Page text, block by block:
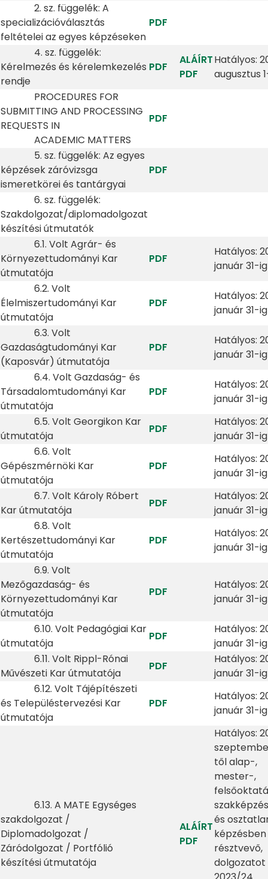
2. sz. függelék: A
specializációválasztás
feltételei az egyes képzéseken
PDF
4. sz. függelék:
Kérelmezés és kérelemkezelés
rendje
PDF
ALÁÍRT
PDF
Hatályos:
augusztus
PROCEDURES FOR
SUBMITTING AND PROCESSING
REQUESTS IN
ACADEMIC MATTERS
PDF
5. sz. függelék: Az egyes
képzések záróvizsga
ismeretkörei és tantárgyai
PDF
6. sz. függelék:
Szakdolgozat/diplomadolgozat
készítési útmutatók
6.1. Volt Agrár- és
Környezettudományi Kar
útmutatója
PDF
Hatályos:
január 31-ig
6.2. Volt
Élelmiszertudományi Kar
útmutatója
PDF
Hatályos:
január 31-ig
6.3. Volt
Gazdaságtudományi Kar
(Kaposvár) útmutatója
PDF
Hatályos:
január 31-ig
6.4. Volt Gazdaság- és
Társadalomtudományi Kar
útmutatója
PDF
Hatályos:
január 31-ig
6.5. Volt Georgikon Kar
útmutatója
PDF
Hatályos:
január 31-ig
6.6. Volt
Gépészmérnöki Kar
útmutatója
PDF
Hatályos:
január 31-ig
6.7. Volt Károly Róbert
Kar útmutatója
PDF
Hatályos:
január 31-ig
6.8. Volt
Kertészettudományi Kar
útmutatója
PDF
Hatályos:
január 31-ig
6.9. Volt
Mezőgazdaság- és
Környezettudományi Kar
útmutatója
PDF
Hatályos:
január 31-ig
6.10. Volt Pedagógiai Kar
útmutatója
PDF
Hatályos:
január 31-ig
6.11. Volt Rippl-Rónai
Művészeti Kar útmutatója
PDF
Hatályos:
január 31-ig
6.12. Volt Tájépítészeti
és Településtervezési Kar
útmutatója
PDF
Hatályos:
január 31-ig
6.13. A MATE Egységes
szakdolgozat /
Diplomadolgozat /
Záródolgozat / Portfólió
készítési útmutatója
ALÁÍRT
PDF
Hatályos:
től alap-,
mester-,
és
képzésben
résztvevő,
dolgozatot